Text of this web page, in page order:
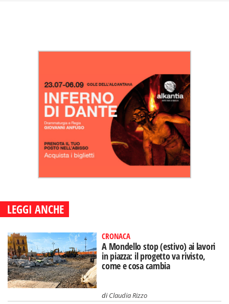
LEGGI ANCHE
CRONACA
A Mondello stop (estivo) ai lavori
in piazza: il progetto va rivisto,
come e cosa cambia
diClaudia Rizzo